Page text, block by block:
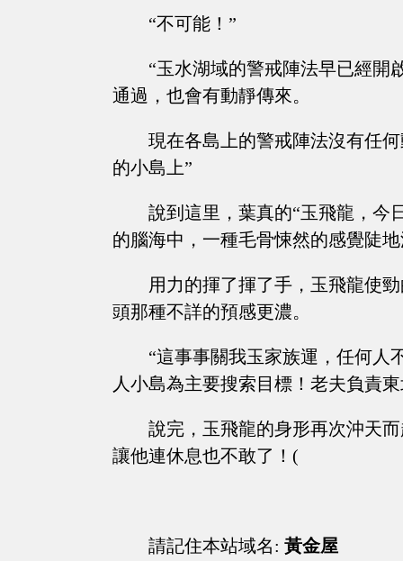
“不可能！”
“玉水湖域的警戒陣法早已經開
通過，也會有動靜傳來。
現在各島上的警戒陣法沒有任
的小島上”
說到這里，葉真的“玉飛龍，今
的腦海中，一種毛骨悚然的感覺陡
用力的揮了揮了手，玉飛龍使
頭那種不詳的預感更濃。
“這事事關我玉家族運，任何人
人小島為主要搜索目標！老夫負責
說完，玉飛龍的身形再次沖天
讓他連休息也不敢了！(
請記住本站域名: 黃金屋